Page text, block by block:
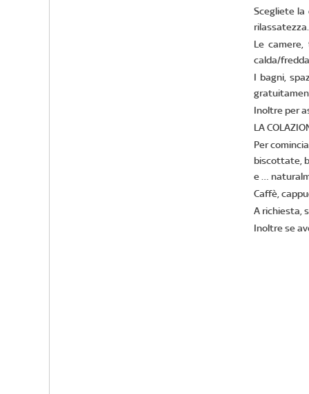
Scegliete la
rilassatezza.
Le
calda/
I bagni,
Inoltre per
LA
Per
biscottate,
e …
Caffè,
A richiesta,
Inoltre se